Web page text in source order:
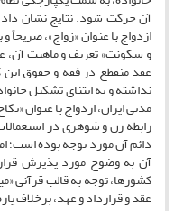
آن حرکت شود. نتایج نشان
ازدواج با عنوان «زواج»،
و سکونت» تعریف و ماهیت
عقد منفطع در فقه و حقوق این
نداشته و به ابتنای تشکیل
مدنی ایران، ازدواج با عنوان
رابطه زن و شوهری در
دائم آن مورد توجه بوده است؛
آن به وضوح مورد پذیرش
کشورها، توجه به قالب قرآنی
عقد و قرارداد و عهد، برخلاف